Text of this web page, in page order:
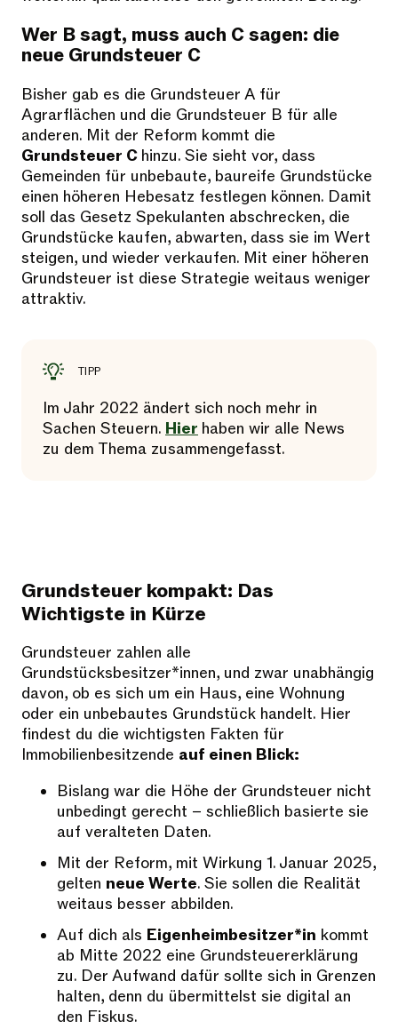
Wer B sagt, muss auch C sagen: die
neue Grundsteuer C
Bisher gab es die Grundsteuer A für
Agrarflächen und die Grundsteuer B für alle
anderen. Mit der Reform kommt die
Grundsteuer C hinzu. Sie sieht vor, dass
Gemeinden für unbebaute, baureife Grundstücke
einen höheren Hebesatz festlegen können. Damit
soll das Gesetz Spekulanten abschrecken, die
Grundstücke kaufen, abwarten, dass sie im Wert
steigen, und wieder verkaufen. Mit einer höheren
Grundsteuer ist diese Strategie weitaus weniger
attraktiv.
TIPP
Im Jahr 2022 ändert sich noch mehr in
Sachen Steuern. Hier haben wir alle News
zu dem Thema zusammengefasst.
Grundsteuer kompakt: Das
Wichtigste in Kürze
Grundsteuer zahlen alle
Grundstücksbesitzer*innen, und zwar unabhängig
davon, ob es sich um ein Haus, eine Wohnung
oder ein unbebautes Grundstück handelt. Hier
findest du die wichtigsten Fakten für
Immobilienbesitzende auf einen Blick:
Bislang war die Höhe der Grundsteuer nicht
unbedingt gerecht – schließlich basierte sie
auf veralteten Daten.
Mit der Reform, mit Wirkung 1. Januar 2025,
gelten neue Werte. Sie sollen die Realität
weitaus besser abbilden.
Auf dich als Eigenheimbesitzer*in kommt
ab Mitte 2022 eine Grundsteuererklärung
zu. Der Aufwand dafür sollte sich in Grenzen
halten, denn du übermittelst sie digital an
den Fiskus.